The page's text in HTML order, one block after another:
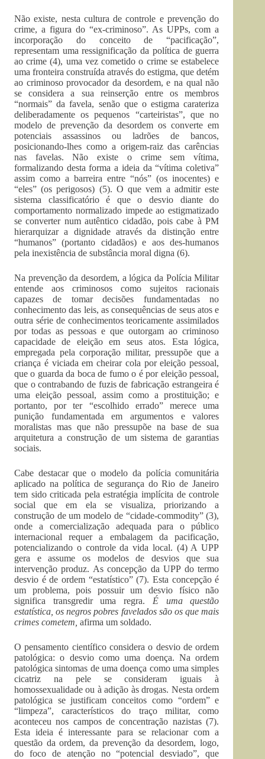
Não existe, nesta cultura de controle e prevenção do
crime, a figura do “ex-criminoso”. As UPPs, com a
incorporação do conceito de “pacificação”,
representam uma ressignificação da política de guerra
ao crime (4), uma vez cometido o crime se estabelece
uma fronteira construída através do estigma, que detém
ao criminoso provocador da desordem, e na qual não
se considera a sua reinserção entre os membros
“normais” da favela, senão que o estigma carateriza
deliberadamente os pequenos “carteiristas”, que no
modelo de prevenção da desordem os converte em
potenciais assassinos ou ladrões de bancos,
posicionando-lhes como a origem-raiz das carências
nas favelas. Não existe o crime sem vítima,
formalizando desta forma a ideia da “vítima coletiva”
assim como a barreira entre “nós” (os inocentes) e
“eles” (os perigosos) (5). O que vem a admitir este
sistema classificatório é que o desvio diante do
comportamento normalizado impede ao estigmatizado
se converter num autêntico cidadão, pois cabe à PM
hierarquizar a dignidade através da distinção entre
“humanos” (portanto cidadãos) e aos des-humanos
pela inexistência de substância moral digna (6).
Na prevenção da desordem, a lógica da Polícia Militar
entende aos criminosos como sujeitos racionais
capazes de tomar decisões fundamentadas no
conhecimento das leis, as consequências de seus atos e
outra série de conhecimentos teoricamente assimilados
por todas as pessoas e que outorgam ao criminoso
capacidade de eleição em seus atos. Esta lógica,
empregada pela corporação militar, pressupõe que a
criança é viciada em cheirar cola por eleição pessoal,
que o guarda da boca de fumo o é por eleição pessoal,
que o contrabando de fuzis de fabricação estrangeira é
uma eleição pessoal, assim como a prostituição; e
portanto, por ter “escolhido errado” merece uma
punição fundamentada em argumentos e valores
moralistas mas que não pressupõe na base de sua
arquitetura a construção de um sistema de garantias
sociais.
Cabe destacar que o modelo da polícia comunitária
aplicado na política de segurança do Rio de Janeiro
tem sido criticada pela estratégia implícita de controle
social que em ela se visualiza, priorizando a
construção de um modelo de “cidade-commodity” (3),
onde a comercialização adequada para o público
internacional requer a embalagem da pacificação,
potencializando o controle da vida local. (4) A UPP
gera e assume os modelos de desvios que sua
intervenção produz. As concepção da UPP do termo
desvio é de ordem “estatístico” (7). Esta concepção é
um problema, pois possuir um desvio físico não
significa transgredir uma regra. É uma questão
estatística, os negros pobres favelados são os que mais
crimes cometem, afirma um soldado.
O pensamento científico considera o desvio de ordem
patológica: o desvio como uma doença. Na ordem
patológica sintomas de uma doença como uma simples
cicatriz na pele se consideram iguais à
homossexualidade ou à adição às drogas. Nesta ordem
patológica se justificam conceitos como “ordem” e
“limpeza”, característicos do traço militar, como
aconteceu nos campos de concentração nazistas (7).
Esta ideia é interessante para se relacionar com a
questão da ordem, da prevenção da desordem, logo,
do foco de atenção no “potencial desviado”, que